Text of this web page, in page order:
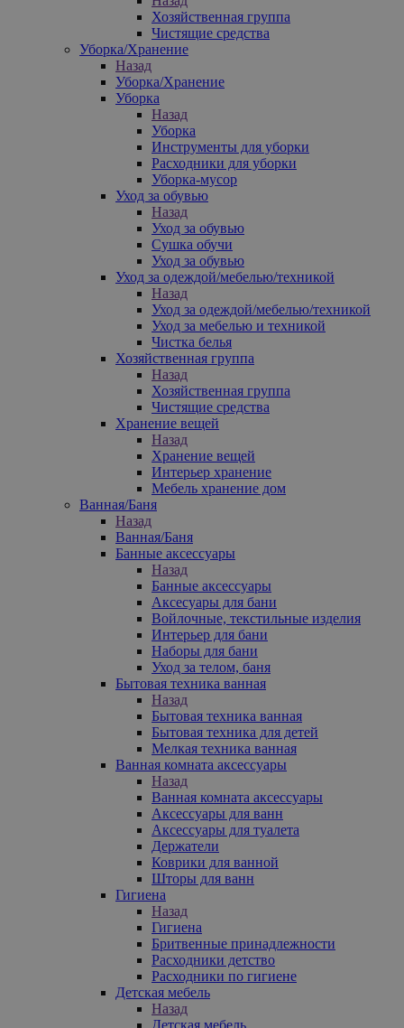
Хозяйственная группа
Чистящие средства
Уборка/Хранение
Назад
Уборка/Хранение
Уборка
Назад
Уборка
Инструменты для уборки
Расходники для уборки
Уборка-мусор
Уход за обувью
Назад
Уход за обувью
Сушка обучи
Уход за обувью
Уход за одеждой/мебелью/техникой
Назад
Уход за одеждой/мебелью/техникой
Уход за мебелью и техникой
Чистка белья
Хозяйственная группа
Назад
Хозяйственная группа
Чистящие средства
Хранение вещей
Назад
Хранение вещей
Интерьер хранение
Мебель хранение дом
Ванная/Баня
Назад
Ванная/Баня
Банные аксессуары
Назад
Банные аксессуары
Аксесуары для бани
Войлочные, текстильные изделия
Интерьер для бани
Наборы для бани
Уход за телом, баня
Бытовая техника ванная
Назад
Бытовая техника ванная
Бытовая техника для детей
Мелкая техника ванная
Ванная комната аксессуары
Назад
Ванная комната аксессуары
Аксессуары для ванн
Аксессуары для туалета
Держатели
Коврики для ванной
Шторы для ванн
Гигиена
Назад
Гигиена
Бритвенные принадлежности
Расходники детство
Расходники по гигиене
Детская мебель
Назад
Детская мебель